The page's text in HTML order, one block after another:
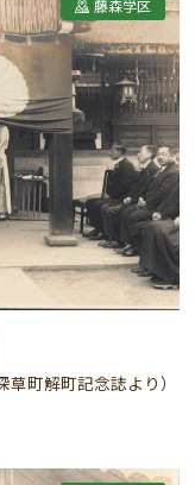
藤森学区
町解町記念誌より）